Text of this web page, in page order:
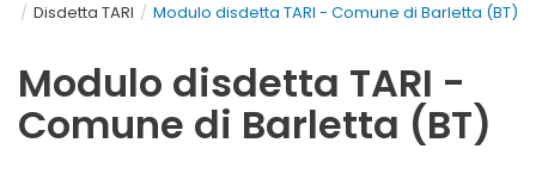
Disdetta TARI
Modulo disdetta TARI - Comune di Barletta (BT)
Modulo disdetta TARI -
Comune di Barletta (BT)